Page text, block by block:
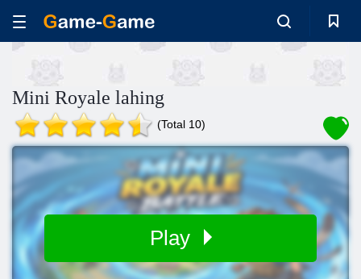
Mini Royale lahing
(Total 10)
Play